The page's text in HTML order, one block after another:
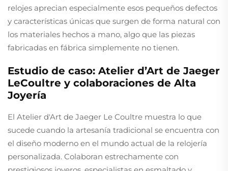
relojes aprecian especialmente esos pequeños defectos
y características únicas que surgen de forma natural con
los materiales hechos a mano, algo que las piezas
fabricadas en fábrica simplemente no tienen.
Estudio de caso: Atelier d’Art de Jaeger
LeCoultre y colaboraciones de Alta
Joyería
El Atelier d'Art de Jaeger Le Coultre muestra lo que
sucede cuando la artesanía tradicional se encuentra con
el diseño moderno en el mundo actual de la relojería
personalizada. Colaboran estrechamente con